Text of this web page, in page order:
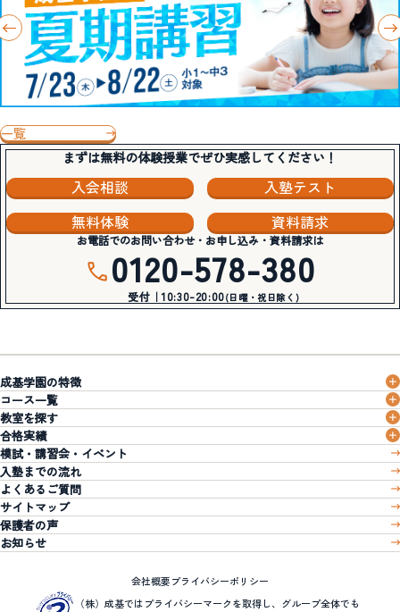
一覧
まずは無料の体験授業でぜひ実感してください！
入会相談
入塾テスト
無料体験
資料請求
お電話でのお問い合わせ・お申し込み・資料請求は
0120-578-380
受付｜10:30-20:00(日曜・祝日除く)
成基学園の特徴
コース一覧
教室を探す
合格実績
模試・講習会・イベント
入塾までの流れ
よくあるご質問
サイトマップ
保護者の声
お知らせ
会社概要プライバシーポリシー
（株）成基ではプライバシーマークを取得し、グループ全体でも